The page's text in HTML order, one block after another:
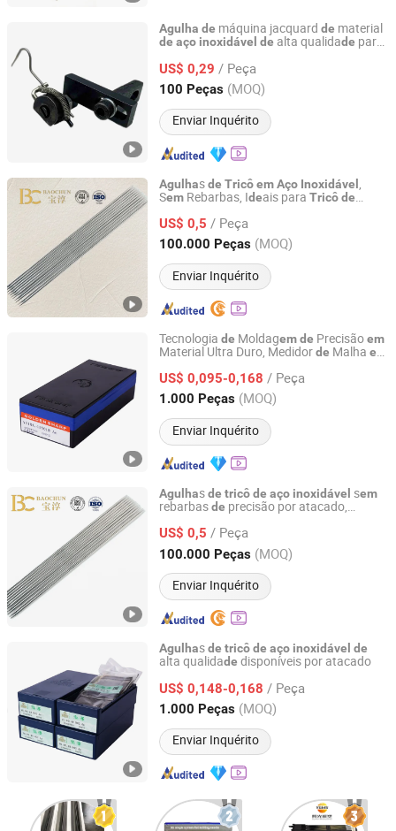
Agulha de máquina jacquard de material
de aço inoxidável de alta qualidade para
US$ 0,29 / Peça
100 Peças (MOQ)
Enviar Inquérito
Changzhou Longfu Knitting Co., Ltd.
Jiangsu, China Desde 2025
Agulhasde TricôemAço Inoxidável
Sem Rebarbas, Ideais para Tricôde
US$ 0,5 / Peça
100.000 Peças (MOQ)
Enviar Inquérito
WENZHOU BAOCHUN MEDICAL INSTRUMENT CO., LTD.
Zhejiang, China Desde 2026
Tecnologia de Moldagemde Precisãoem
Material Ultra Duro, Medidorde Malha em
Agulha deFecho
US$ 0,095-0,168 / Peça
1.000 Peças (MOQ)
Enviar Inquérito
Changzhou Longfu Knitting Co., Ltd.
Jiangsu, China Desde 2025
Agulhasde tricôde aço inoxidável sem
rebarbasde precisão por atacado,
personalizado, fornecimento
US$ 0,5 / Peça
100.000 Peças (MOQ)
Enviar Inquérito
WENZHOU BAOCHUN MEDICAL INSTRUMENT CO., LTD.
Zhejiang, China Desde 2026
Agulhasde tricôde aço inoxidável de
alta qualidade disponíveis por atacado
US$ 0,148-0,168 / Peça
1.000 Peças (MOQ)
Enviar Inquérito
Changzhou Longfu Knitting Co., Ltd.
Jiangsu, China Desde 2025